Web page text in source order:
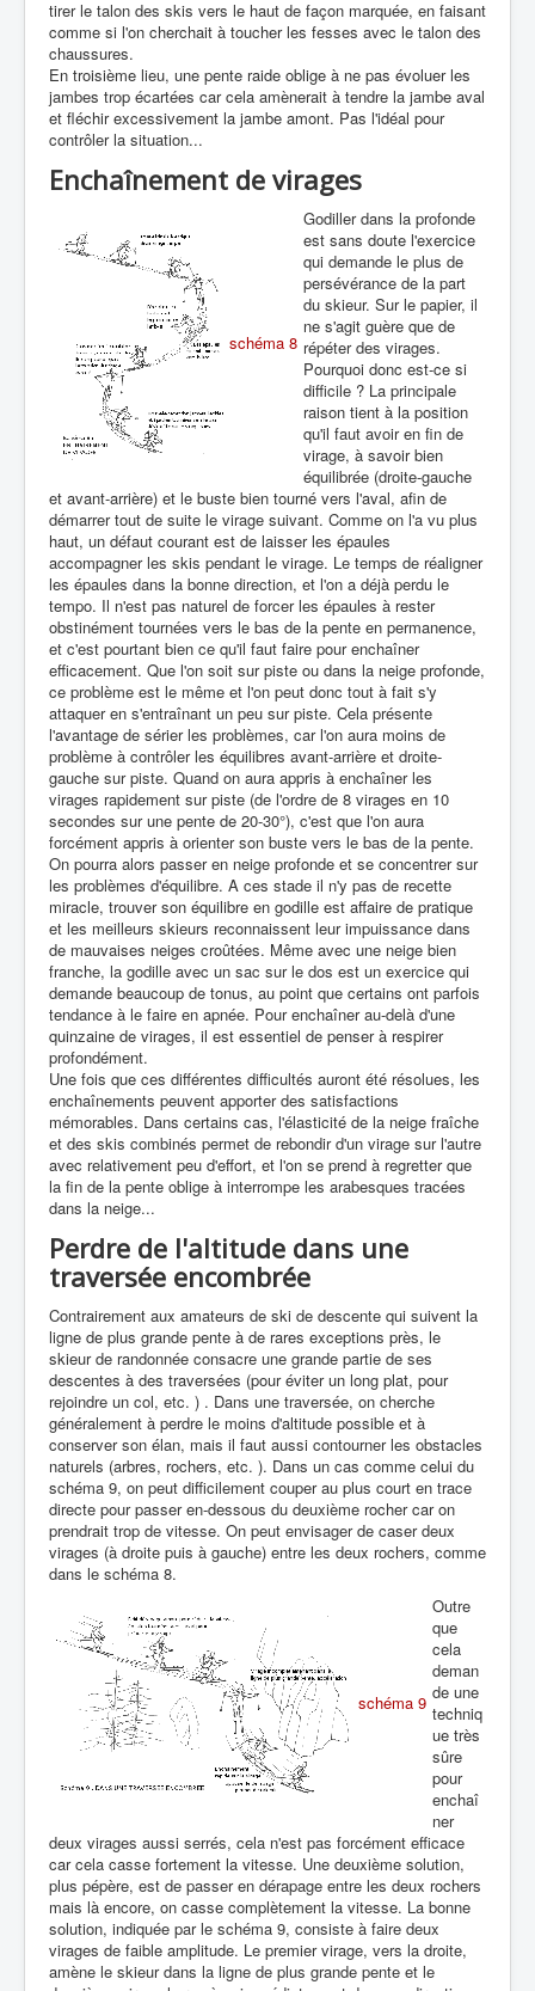
tirer le talon des skis vers le haut de façon marquée, en faisant
comme si l'on cherchait à toucher les fesses avec le talon des
chaussures.
En troisième lieu, une pente raide oblige à ne pas évoluer les
jambes trop écartées car cela amènerait à tendre la jambe aval
et fléchir excessivement la jambe amont. Pas l'idéal pour
contrôler la situation...
Enchaînement de virages
schéma 8
Godiller dans la profonde
est sans doute l'exercice
qui demande le plus de
persévérance de la part
du skieur. Sur le papier, il
ne s'agit guère que de
répéter des virages.
Pourquoi donc est-ce si
difficile ? La principale
raison tient à la position
qu'il faut avoir en fin de
virage, à savoir bien
équilibrée (droite-gauche
et avant-arrière) et le buste bien tourné vers l'aval, afin de
démarrer tout de suite le virage suivant. Comme on l'a vu plus
haut, un défaut courant est de laisser les épaules
accompagner les skis pendant le virage. Le temps de réaligner
les épaules dans la bonne direction, et l'on a déjà perdu le
tempo. Il n'est pas naturel de forcer les épaules à rester
obstinément tournées vers le bas de la pente en permanence,
et c'est pourtant bien ce qu'il faut faire pour enchaîner
efficacement. Que l'on soit sur piste ou dans la neige profonde,
ce problème est le même et l'on peut donc tout à fait s'y
attaquer en s'entraînant un peu sur piste. Cela présente
l'avantage de sérier les problèmes, car l'on aura moins de
problème à contrôler les équilibres avant-arrière et droite-
gauche sur piste. Quand on aura appris à enchaîner les
virages rapidement sur piste (de l'ordre de 8 virages en 10
secondes sur une pente de 20-30°), c'est que l'on aura
forcément appris à orienter son buste vers le bas de la pente.
On pourra alors passer en neige profonde et se concentrer sur
les problèmes d'équilibre. A ces stade il n'y pas de recette
miracle, trouver son équilibre en godille est affaire de pratique
et les meilleurs skieurs reconnaissent leur impuissance dans
de mauvaises neiges croûtées. Même avec une neige bien
franche, la godille avec un sac sur le dos est un exercice qui
demande beaucoup de tonus, au point que certains ont parfois
tendance à le faire en apnée. Pour enchaîner au-delà d'une
quinzaine de virages, il est essentiel de penser à respirer
profondément.
Une fois que ces différentes difficultés auront été résolues, les
enchaînements peuvent apporter des satisfactions
mémorables. Dans certains cas, l'élasticité de la neige fraîche
et des skis combinés permet de rebondir d'un virage sur l'autre
avec relativement peu d'effort, et l'on se prend à regretter que
la fin de la pente oblige à interrompe les arabesques tracées
dans la neige...
Perdre de l'altitude dans une
traversée encombrée
Contrairement aux amateurs de ski de descente qui suivent la
ligne de plus grande pente à de rares exceptions près, le
skieur de randonnée consacre une grande partie de ses
descentes à des traversées (pour éviter un long plat, pour
rejoindre un col, etc. ) . Dans une traversée, on cherche
généralement à perdre le moins d'altitude possible et à
conserver son élan, mais il faut aussi contourner les obstacles
naturels (arbres, rochers, etc. ). Dans un cas comme celui du
schéma 9, on peut difficilement couper au plus court en trace
directe pour passer en-dessous du deuxième rocher car on
prendrait trop de vitesse. On peut envisager de caser deux
virages (à droite puis à gauche) entre les deux rochers, comme
dans le schéma 8.
schéma 9
Outre
que
cela
deman
de une
techniq
ue très
sûre
pour
enchaî
ner
deux virages aussi serrés, cela n'est pas forcément efficace
car cela casse fortement la vitesse. Une deuxième solution,
plus pépère, est de passer en dérapage entre les deux rochers
mais là encore, on casse complètement la vitesse. La bonne
solution, indiquée par le schéma 9, consiste à faire deux
virages de faible amplitude. Le premier virage, vers la droite,
amène le skieur dans la ligne de plus grande pente et le